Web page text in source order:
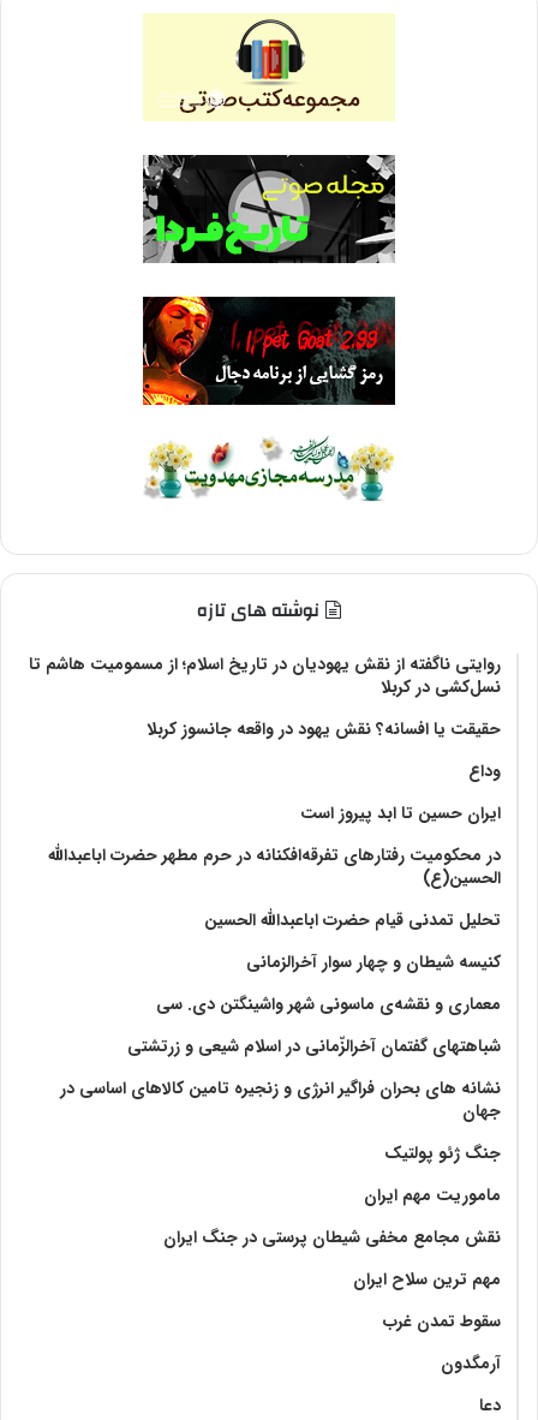
نوشته های تازه
روایتی ناگفته از نقش یهودیان در تاریخ اسلام؛ از مسمومیت هاشم تا
نسل‌کشی در کربلا
حقیقت یا افسانه؟‌ نقش یهود در واقعه جانسوز کربلا
وداع
ایران حسین تا ابد پیروز است
در محکومیت رفتارهای تفرقه‌افکنانه در حرم مطهر حضرت اباعبدالله
الحسین(ع)
تحلیل تمدنی قیام حضرت اباعبدالله الحسین
کنیسه شیطان و چهار سوار آخرالزمانی
معماری و نقشه‌ی ماسونی شهر واشينگتن دی. سی
شباهتهای گفتمان آخر‌الزّمانی در اسلام شیعی و زرتشتی
نشانه های بحران فراگیر انرژی و زنجیره تامین کالاهای اساسی در
جهان
جنگ ژئو پولتیک
ماموریت مهم ایران
نقش مجامع مخفی شیطان پرستی در جنگ ایران
مهم ترین سلاح ایران
سقوط تمدن غرب
آرمگدون
دعا